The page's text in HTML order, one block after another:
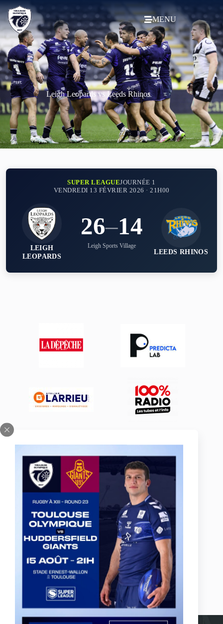
MENU
Leigh Leopards vs Leeds Rhinos
SUPER LEAGUEJOURNÉE 1
VENDREDI 13 FÉVRIER 2026 · 21H00
LEIGH
LEOPARDS
26–14
Leigh Sports Village
LEEDS RHINOS